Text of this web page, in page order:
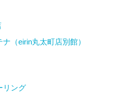
（eirin丸太町店別館）
リング